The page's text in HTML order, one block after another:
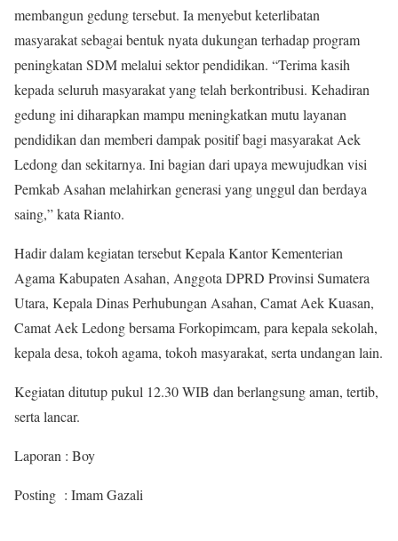
membangun gedung tersebut. Ia menyebut keterlibatan
masyarakat sebagai bentuk nyata dukungan terhadap program
peningkatan SDM melalui sektor pendidikan. “Terima kasih
kepada seluruh masyarakat yang telah berkontribusi. Kehadiran
gedung ini diharapkan mampu meningkatkan mutu layanan
pendidikan dan memberi dampak positif bagi masyarakat Aek
Ledong dan sekitarnya. Ini bagian dari upaya mewujudkan visi
Pemkab Asahan melahirkan generasi yang unggul dan berdaya
saing,” kata Rianto.
Hadir dalam kegiatan tersebut Kepala Kantor Kementerian
Agama Kabupaten Asahan, Anggota DPRD Provinsi Sumatera
Utara, Kepala Dinas Perhubungan Asahan, Camat Aek Kuasan,
Camat Aek Ledong bersama Forkopimcam, para kepala sekolah,
kepala desa, tokoh agama, tokoh masyarakat, serta undangan lain.
Kegiatan ditutup pukul 12.30 WIB dan berlangsung aman, tertib,
serta lancar.
Laporan : Boy
Posting : Imam Gazali